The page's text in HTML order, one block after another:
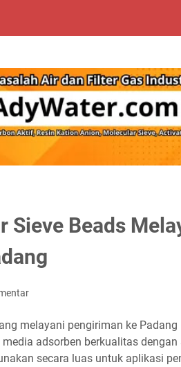
Sieve Beads
melayani pengiriman ke
adsorben berkualitas
secara luas untuk aplikasi